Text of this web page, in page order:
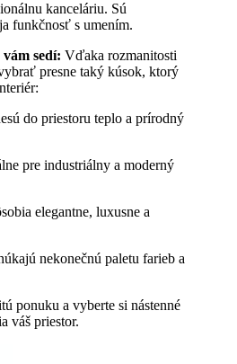
kanceláriu. Sú
funkčnosť s umením.
sedí: Vďaka rozmanitosti
presne taký kúsok, ktorý
do priestoru teplo a prírodný
pre industriálny a moderný
elegantne, luxusne a
nekonečnú paletu farieb a
ponuku a vyberte si nástenné
váš priestor.